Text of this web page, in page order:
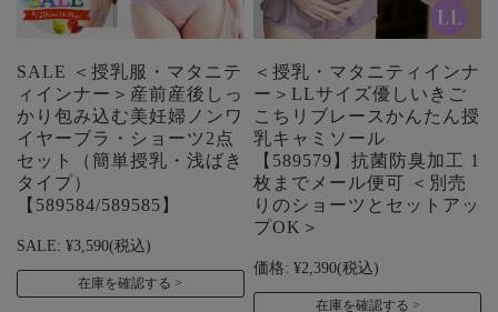
SALE ＜授乳服・マタニテ
ィインナー＞産前産後しっ
かり包み込む美妊婦ノンワ
イヤーブラ・ショーツ2点
セット（簡単授乳・浅ばき
タイプ）
【589584/589585】
SALE: ¥3,590(税込)
在庫を確認する
＜授乳・マタニティインナ
ー＞LLサイズ優しいきご
こちリブレースかんたん授
乳キャミソール
【589579】抗菌防臭加工 1
枚までメール便可 ＜別売
りのショーツとセットアッ
プOK＞
価格: ¥2,390(税込)
在庫を確認する